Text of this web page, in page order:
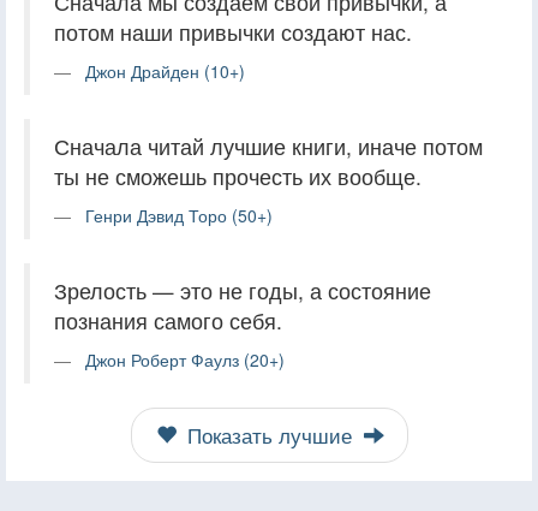
потом наши привычки создают нас.
Джон Драйден (10+)
Сначала читай лучшие книги, иначе потом
ты не сможешь прочесть их вообще.
Генри Дэвид Торо (50+)
Зрелость — это не годы, а состояние
познания самого себя.
Джон Роберт Фаулз (20+)
Показать лучшие